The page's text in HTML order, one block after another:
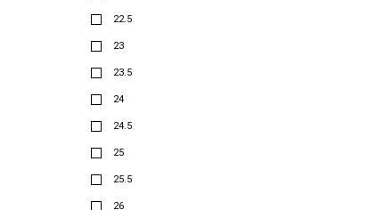
22.5
23
23.5
24
24.5
25
25.5
26